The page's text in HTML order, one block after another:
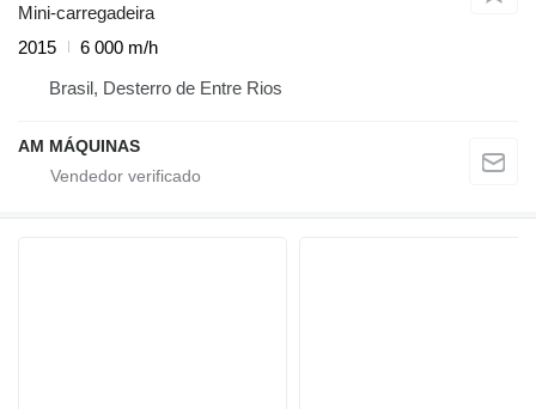
Mini-carregadeira
2015
6 000 m/h
Brasil, Desterro de Entre Rios
AM MÁQUINAS